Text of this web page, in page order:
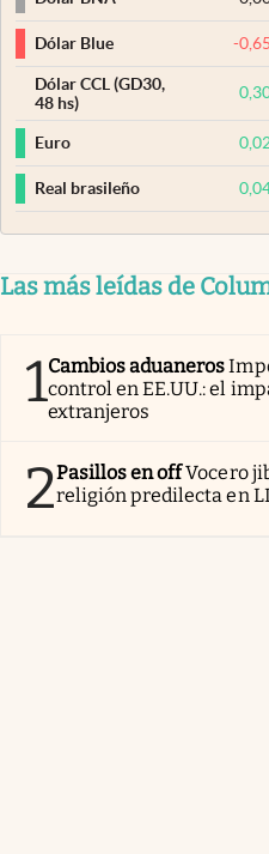
Dólar Blue -
Dólar CCL (GD30,
48 hs)
Euro
Real brasileño
Las más leídas de
1Cambios aduaneros
control en EE.UU.: el
extranjeros
2Pasillos en offVocero
religión predilecta en